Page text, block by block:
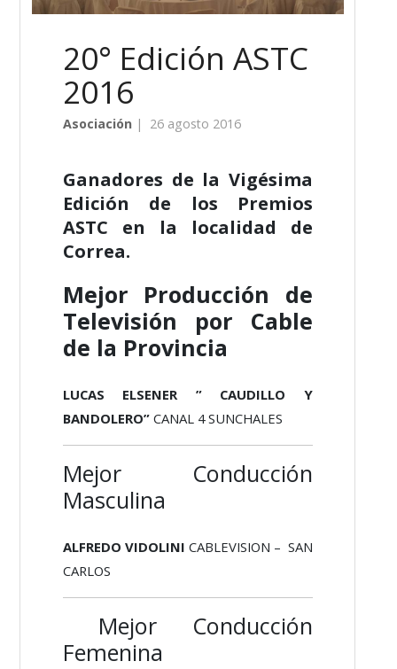
20° Edición ASTC
2016
Asociación| 26 agosto 2016
Ganadores de la Vigésima
Edición de los Premios
ASTC en la localidad de
Correa.
Mejor Producción de
Televisión por Cable
de la Provincia
LUCAS ELSENER ” CAUDILLO Y
BANDOLERO”CANAL 4 SUNCHALES
Mejor Conducción
Masculina
ALFREDO VIDOLINI CABLEVISION – SAN
CARLOS
Mejor Conducción
Femenina